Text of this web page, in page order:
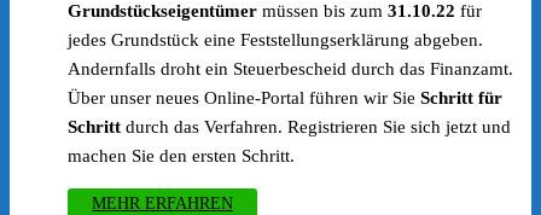
Grundstückseigentümer müssen bis zum 31.10.22 für
jedes Grundstück eine Feststellungserklärung abgeben.
Andernfalls droht ein Steuerbescheid durch das Finanzamt.
Über unser neues Online-Portal führen wir Sie Schritt für
Schritt durch das Verfahren. Registrieren Sie sich jetzt und
machen Sie den ersten Schritt.
MEHR ERFAHREN